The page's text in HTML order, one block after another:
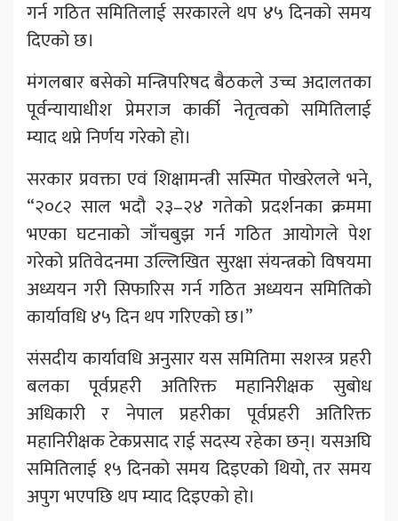
गर्न गठित समितिलाई सरकारले थप ४५ दिनको समय
दिएको छ।
मंगलबार बसेको मन्त्रिपरिषद बैठकले उच्च अदालतका
पूर्वन्यायाधीश प्रेमराज कार्की नेतृत्वको समितिलाई
म्याद थप्ने निर्णय गरेको हो।
सरकार प्रवक्ता एवं शिक्षामन्त्री सस्मित पोखरेलले भने,
“२०८२ साल भदौ २३–२४ गतेको प्रदर्शनका क्रममा
भएका घटनाको जाँचबुझ गर्न गठित आयोगले पेश
गरेको प्रतिवेदनमा उल्लिखित सुरक्षा संयन्त्रको विषयमा
अध्ययन गरी सिफारिस गर्न गठित अध्ययन समितिको
कार्यावधि ४५ दिन थप गरिएको छ।”
संसदीय कार्यावधि अनुसार यस समितिमा सशस्त्र प्रहरी
बलका पूर्वप्रहरी अतिरिक्त महानिरीक्षक सुबोध
अधिकारी र नेपाल प्रहरीका पूर्वप्रहरी अतिरिक्त
महानिरीक्षक टेकप्रसाद राई सदस्य रहेका छन्। यसअघि
समितिलाई १५ दिनको समय दिइएको थियो, तर समय
अपुग भएपछि थप म्याद दिइएको हो।